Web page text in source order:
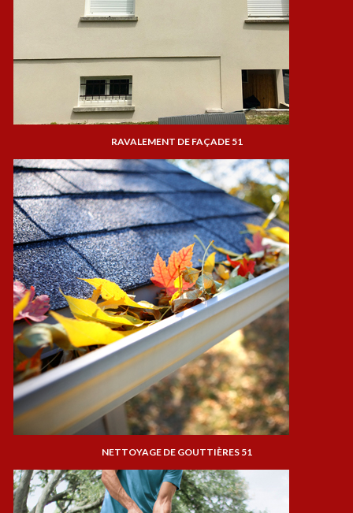
RAVALEMENT DE FAÇADE 51
NETTOYAGE DE GOUTTIÈRES 51